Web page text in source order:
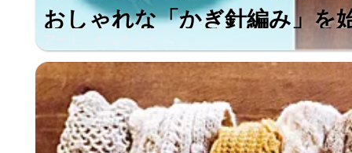
おしゃれな「かぎ針編み」を
アート・カルチャー